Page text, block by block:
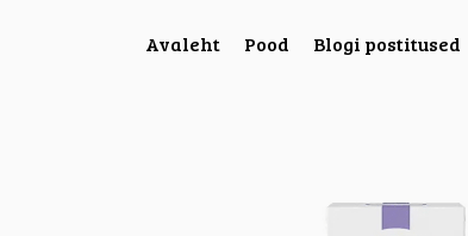
Avaleht Pood Blogi postitused